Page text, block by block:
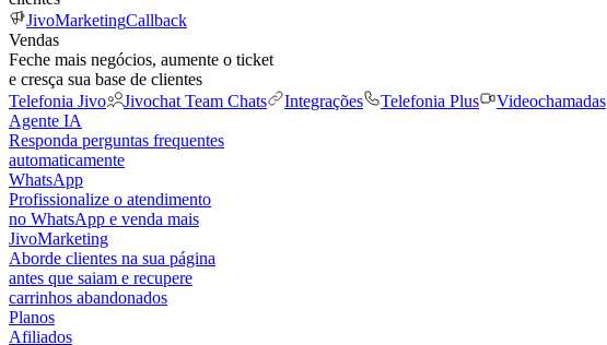
JivoMarketingCallback
Vendas
Feche mais negócios, aumente o ticket
e cresça sua base de clientes
Telefonia Jivo
Jivochat Team Chats Integrações Telefonia Plus Videochamadas
Agente IA
Responda perguntas frequentes
automaticamente
WhatsApp
Profissionalize o atendimento
no WhatsApp e venda mais
JivoMarketing
Aborde clientes na sua página
antes que saiam e recupere
carrinhos abandonados
Planos
Afiliados